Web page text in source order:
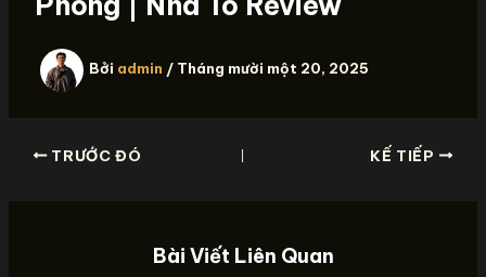
Bởi admin / Tháng mười một 20, 2025
TRƯỚC ĐÓ KẾ TIẾP
Bài Viết Liên Quan